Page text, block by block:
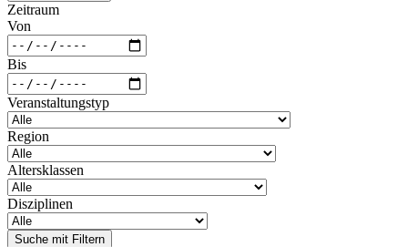
Zeitraum
Von
Bis
Veranstaltungstyp
Region
Altersklassen
Disziplinen
Suche mit Filtern